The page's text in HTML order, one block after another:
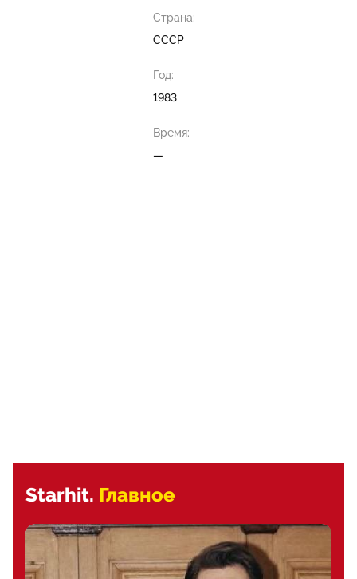
Страна:
СССР
Год:
1983
Время:
—
Starhit. Главное